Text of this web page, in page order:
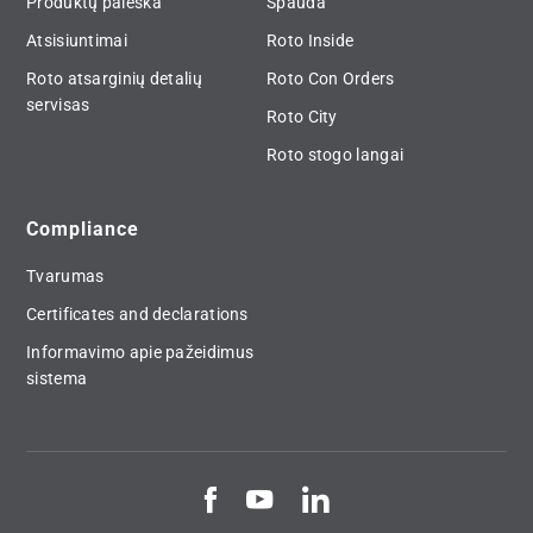
Atsisiuntimai
Roto atsarginių detalių
servisas
Roto Inside
Roto Con Orders
Roto City
Roto stogo langai
Compliance
Tvarumas
Certificates and declarations
Informavimo apie pažeidimus
sistema